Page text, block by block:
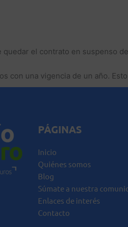
quedar el contrato en suspenso
con una vigencia de un año.
PÁGINAS
Inicio
Quiénes somos
Blog
Súmate a nuestra
Enlaces de interés
Contacto